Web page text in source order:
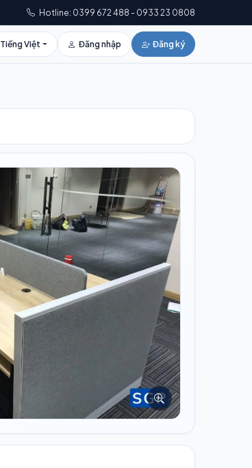
Hotline: 0399 672 488 - 0933 23 0808
Tiếng Việt Đăng nhập Đăng ký